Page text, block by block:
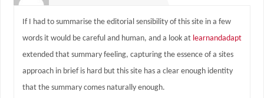
If I had to summarise the editorial sensibility of this site in a few
words it would be careful and human, and a look at learnandadapt
extended that summary feeling, capturing the essence of a sites
approach in brief is hard but this site has a clear enough identity
that the summary comes naturally enough.